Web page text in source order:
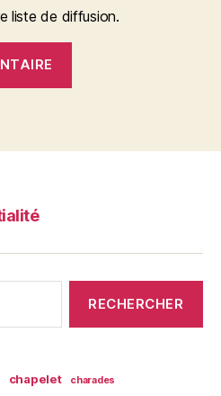
liste de diffusion.
chapelet charades